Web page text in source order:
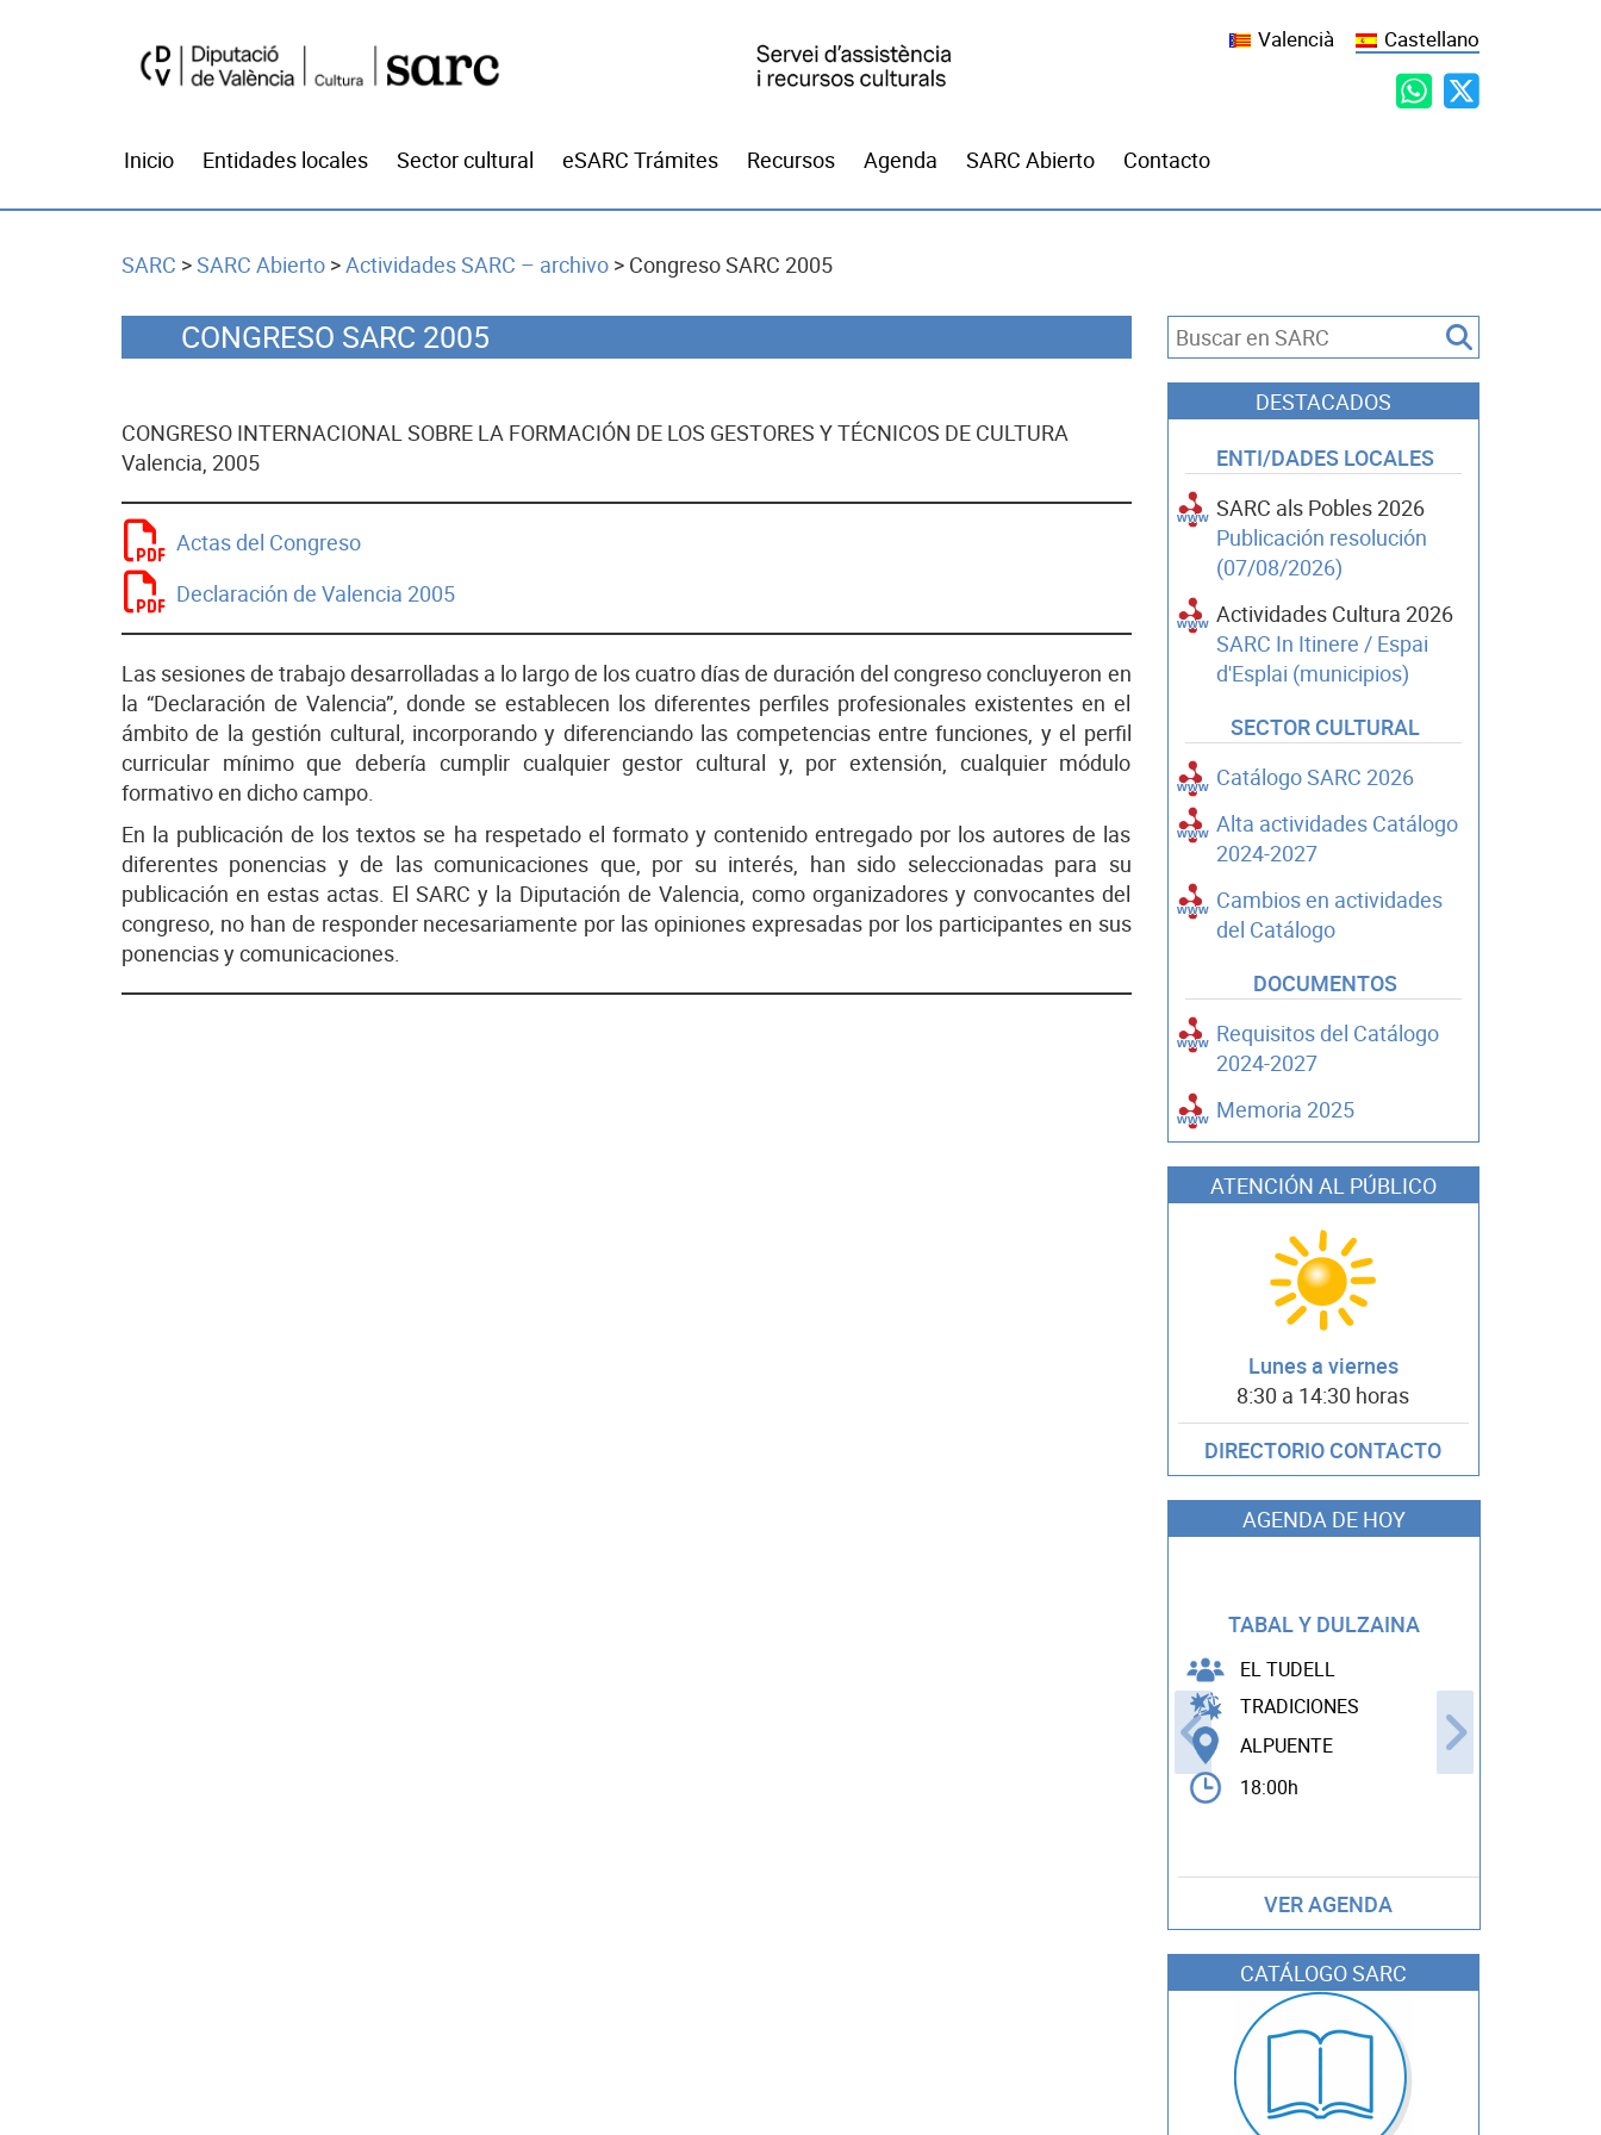
Valencià Castellano
Inicio Entidades locales Sector cultural eSARC Trámites Recursos Agenda SARC Abierto Contacto
SARC >SARC Abierto >Actividades SARC – archivo > Congreso SARC 2005
CONGRESO SARC 2005
CONGRESO INTERNACIONAL SOBRE LA FORMACIÓN DE LOS GESTORES Y TÉCNICOS DE CULTURA
Valencia, 2005
Actas del Congreso
Declaración de Valencia 2005
Las sesiones de trabajo desarrolladas a lo largo de los cuatro días de duración del congreso concluyeron en
la “Declaración de Valencia”, donde se establecen los diferentes perfiles profesionales existentes en el
ámbito de la gestión cultural, incorporando y diferenciando las competencias entre funciones, y el perfil
curricular mínimo que debería cumplir cualquier gestor cultural y, por extensión, cualquier módulo
formativo en dicho campo.
En la publicación de los textos se ha respetado el formato y contenido entregado por los autores de las
diferentes ponencias y de las comunicaciones que, por su interés, han sido seleccionadas para su
publicación en estas actas. El SARC y la Diputación de Valencia, como organizadores y convocantes del
congreso, no han de responder necesariamente por las opiniones expresadas por los participantes en sus
ponencias y comunicaciones.
DESTACADOS
ENTI/DADES LOCALES
SARC als Pobles 2026
Publicación resolución
(07/08/2026)
Actividades Cultura 2026
SARC In Itinere / Espai
d'Esplai (municipios)
SECTOR CULTURAL
Catálogo SARC 2026
Alta actividades Catálogo
2024-2027
Cambios en actividades
del Catálogo
DOCUMENTOS
Requisitos del Catálogo
2024-2027
Memoria 2025
ATENCIÓN AL PÚBLICO
Lunes a viernes
8:30 a 14:30 horas
DIRECTORIO CONTACTO
AGENDA DE HOY
TABAL Y DULZAINA
EL TUDELL
TRADICIONES
ALPUENTE
18:00h
VER AGENDA
CATÁLOGO SARC